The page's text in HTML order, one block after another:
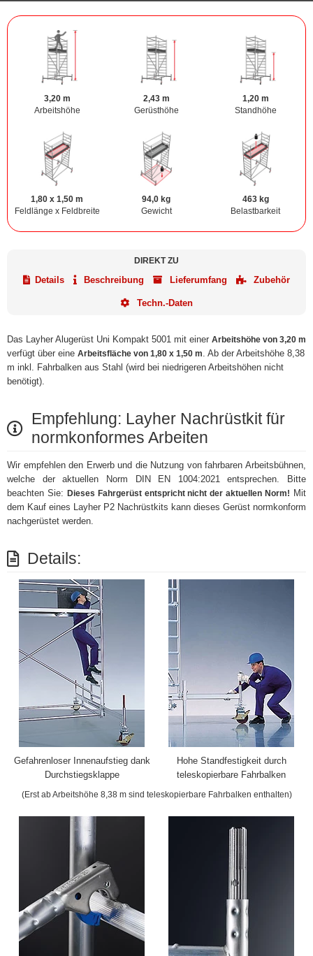
3,20 m
Arbeitshöhe
2,43 m
Gerüsthöhe
1,20 m
Standhöhe
1,80 x 1,50 m
Feldlänge x Feldbreite
94,0 kg
Gewicht
463 kg
Belastbarkeit
DIREKT ZU
Details Beschreibung Lieferumfang Zubehör
Techn.-Daten
Das Layher Alugerüst Uni Kompakt 5001 mit einer Arbeitshöhe von 3,20 m
verfügt über eine Arbeitsfläche von 1,80 x 1,50 m. Ab der Arbeitshöhe 8,38
m inkl. Fahrbalken aus Stahl (wird bei niedrigeren Arbeitshöhen nicht
benötigt).
Empfehlung: Layher Nachrüstkit für
normkonformes Arbeiten
Wir empfehlen den Erwerb und die Nutzung von fahrbaren Arbeitsbühnen,
welche der aktuellen Norm DIN EN 1004:2021 entsprechen. Bitte
beachten Sie: Dieses Fahrgerüst entspricht nicht der aktuellen Norm! Mit
dem Kauf eines Layher P2 Nachrüstkits kann dieses Gerüst normkonform
nachgerüstet werden.
Details:
Gefahrenloser Innenaufstieg dank
Durchstiegsklappe
Hohe Standfestigkeit durch
teleskopierbare Fahrbalken
(Erst ab Arbeitshöhe 8,38 m sind teleskopierbare Fahrbalken enthalten)